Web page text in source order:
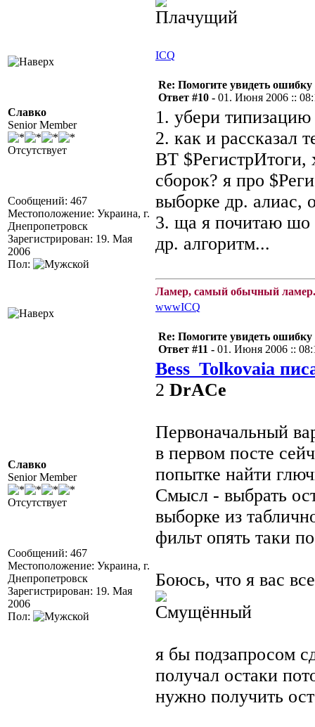
ICQ
Славко
Senior Member
Отсутствует
Сообщений: 467
Местоположение: Украина, г.
Днепропетровск
Зарегистрирован: 19. Мая
2006
Пол:
Re: Помогите увидеть ошибку
Ответ #10 - 01. Июня 2006 ::
1. убери
2. как и рассказал
ВТ $РегистрИтоги,
сборок? я про
выборке др. алиас,
3. ща я почитаю шо
др. алгоритм...
Ламер, самый обычный
wwwICQ
Славко
Senior Member
Отсутствует
Сообщений: 467
Местоположение: Украина, г.
Днепропетровск
Зарегистрирован: 19. Мая
2006
Пол:
Re: Помогите увидеть ошибку
Ответ #11 - 01. Июня 2006 ::
Bess_Tolkovaia
2 DrACe
Первоначальный
в первом посте
попытке найти
Смысл - выбрать
выборке из
фильт опять таки
Боюсь, что я вас
я бы подзапросом
получал остаки
нужно получить